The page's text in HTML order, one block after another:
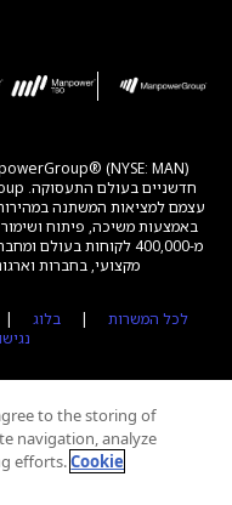
עצמם למציאות המשתנה
באמצעות משיכה, פיתוח
מקצועי, בחברות
לכל המשרות | בלוג |
to the storing of
navigation, analyze
efforts.Cookie